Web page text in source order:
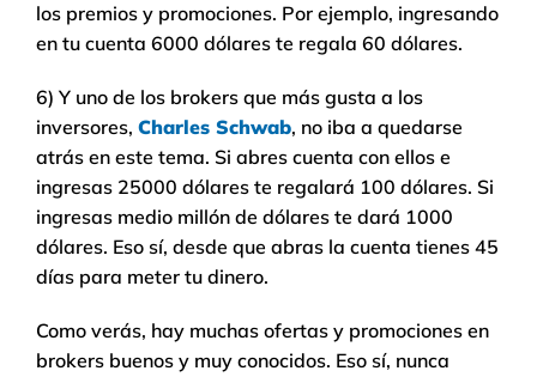
los premios y promociones. Por ejemplo, ingresando
en tu cuenta 6000 dólares te regala 60 dólares.
6) Y uno de los brokers que más gusta a los
inversores, Charles Schwab, no iba a quedarse
atrás en este tema. Si abres cuenta con ellos e
ingresas 25000 dólares te regalará 100 dólares. Si
ingresas medio millón de dólares te dará 1000
dólares. Eso sí, desde que abras la cuenta tienes 45
días para meter tu dinero.
Como verás, hay muchas ofertas y promociones en
brokers buenos y muy conocidos. Eso sí, nunca